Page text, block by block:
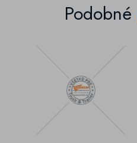
Podobné